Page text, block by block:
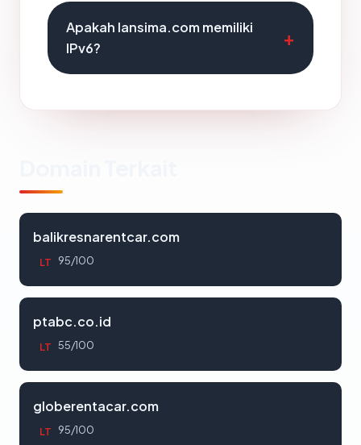
Apakah lansima.com memiliki
IPv6?
balikresnarentcar.com
LT 95/100
ptabc.co.id
LT 55/100
globerentacar.com
LT 95/100